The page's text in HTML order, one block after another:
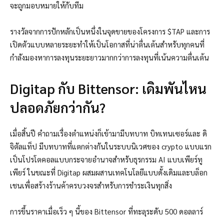
จะถูกมอบหมายให้กับทีม
รางวัลจากการปักหลักเป็นหนึ่งในจุดขายของโครงการ $TAP และการ
เปิดตัวแบบหลายระยะทำให้เป็นโอกาสที่น่าตื่นเต้นสำหรับทุกคนที่
กำลังมองหาการลงทุนระยะยาวมากกว่าการลงทุนที่เน้นความตื่นเต้น
Digitap กับ Bittensor: เดิมพันไหน
ปลอดภัยกว่ากัน?
เมื่อสิ้นปี คำถามเรื่องตำแหน่งก็เข้ามามีบทบาท บิทเทนเซอร์และ ดิ
จิตัลแท็ป มีบทบาทที่แตกต่างกันในระบบนิเวศของ crypto แบบแรก
เป็นโปรโตคอลแบบกระจายอำนาจสำหรับธุรกรรม AI แบบเพียร์ทู
เพียร์ ในขณะที่ Digitap ผสมผสานเทคโนโลยีแบบดั้งเดิมและบล็อก
เชนเพื่อสร้างร้านค้าครบวงจรสำหรับการชำระเงินทุกสิ่ง
การขึ้นราคาเมื่อเร็ว ๆ นี้ของ Bittensor ที่ทะลุระดับ 500 ดอลลาร์